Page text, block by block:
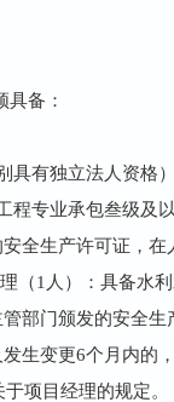
备：
具有独立法人资格
程专业承包叁级及
全生产许可证，
（1人）：具备水
部门颁发的安全
生变更6个月内的
项目经理的规定